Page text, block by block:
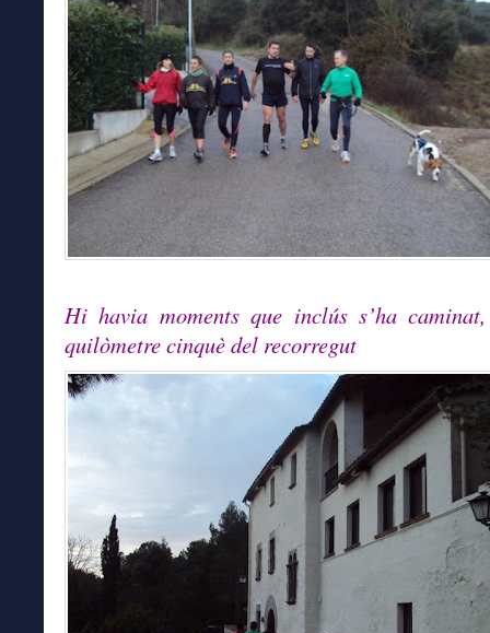
Hi havia moments que inclús s’ha
quilòmetre cinquè del recorregut